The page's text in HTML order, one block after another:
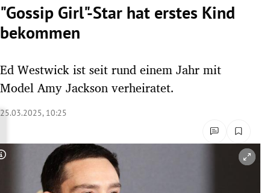
Untermenü
Untermenü
"Gossip Girl"-Star hat erstes Kind
bekommen
Ed Westwick ist seit rund einem Jahr mit
Model Amy Jackson verheiratet.
25.03.2025, 10:25
Copyright-Hinweis öffnen/schließen